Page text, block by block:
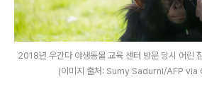
2018년 우간다 야생동물 교육 센터 방문 당시 어린
(이미지 출처: Sumy Sadurni/AFP